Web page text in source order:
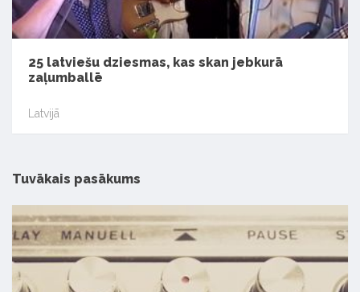
25 latviešu dziesmas, kas skan jebkurā
zaļumballē
Latvijā
Tuvākais pasākums